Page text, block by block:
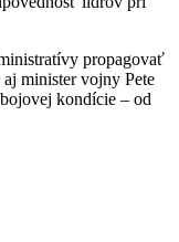
propagovať
minister vojny Pete
kondície – od